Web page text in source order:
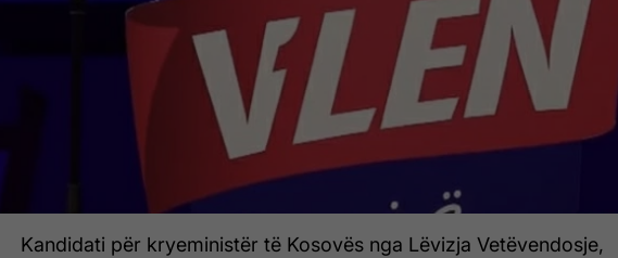
Kandidati për kryeministër të Kosovës nga Lëvizja Vetëvendosje,